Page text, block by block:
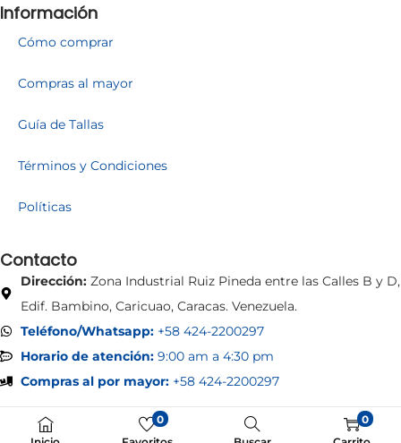
0
0
Información
Cómo comprar
Compras al mayor
Guía de Tallas
Términos y Condiciones
Políticas
Contacto
Dirección:Zona Industrial Ruiz Pineda entre las Calles B y D,
Edif. Bambino, Caricuao, Caracas. Venezuela.
Teléfono/Whatsapp:+58 424-2200297
Horario de atención:9:00 am a 4:30 pm
Compras al por mayor:+58 424-2200297